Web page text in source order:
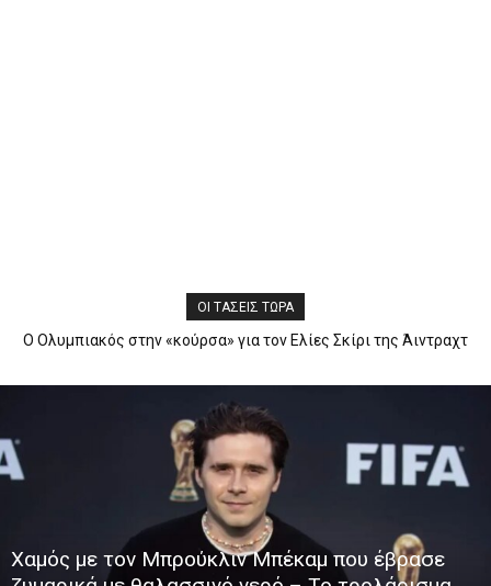
ΟΙ ΤΆΣΕΙΣ ΤΏΡΑ
Ο Ολυμπιακός στην «κούρσα» για τον Ελίες Σκίρι της Άιντραχτ
Χαμός με τον Μπρούκλιν Μπέκαμ που έβρασε